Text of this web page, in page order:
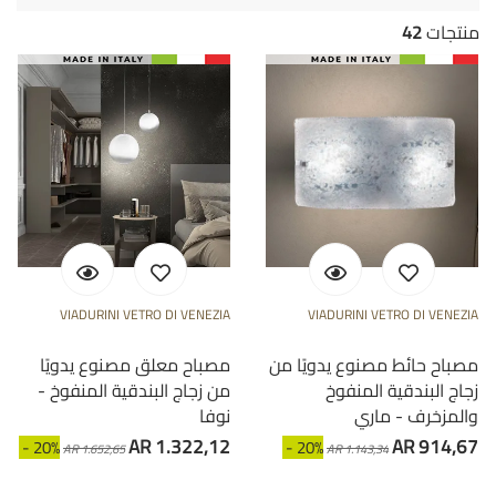
42منتجات
VIADURINI VETRO DI VENEZIA
مصباح معلق مصنوع يدويًا
من زجاج البندقية المنفوخ -
نوفا
- 20%AR 1.652,65AR 1.322,12
VIADURINI VETRO DI VENEZIA
مصباح حائط مصنوع يدويًا من
زجاج البندقية المنفوخ
والمزخرف - ماري
- 20%AR 1.143,34AR 914,67